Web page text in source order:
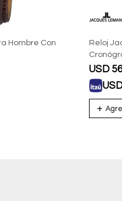
Hombre Con
Reloj
USD